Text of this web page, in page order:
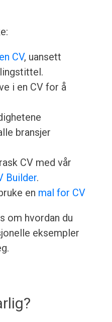
CV, uansett
i en CV for å
bransjer
CV med vår
Builder.
en mal for CV
om hvordan du
eksempler